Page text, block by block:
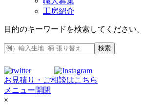
工房紹介
目的のキーワードを検索してください。
検索
お見積り・ご相談はこちら
メニュー開閉
×